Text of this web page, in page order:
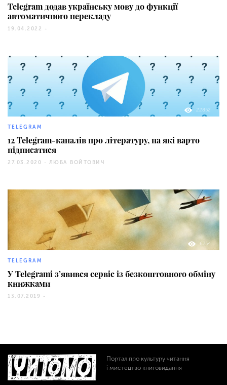
Telegram додав українську мову до функції
автоматичного перекладу
19.04.2022 -
22852
TELEGRAM
12 Telegram-каналів про літературу, на які варто
підписатися
27.03.2020 - ЛЮБА ВОЙТОВИЧ
6754
TELEGRAM
У Telegramі з’явився сервіс із безкоштовного обміну
книжками
13.07.2019 -
Портал про культуру читання
і мистецтво книговидання